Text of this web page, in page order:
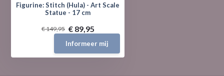
Figurine: Stitch (Hula) - Art Scale
Statue - 17 cm
€ 149,95 € 89,95
Informeer mij